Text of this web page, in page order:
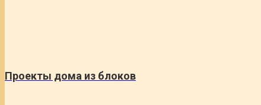
Проекты дома из блоков